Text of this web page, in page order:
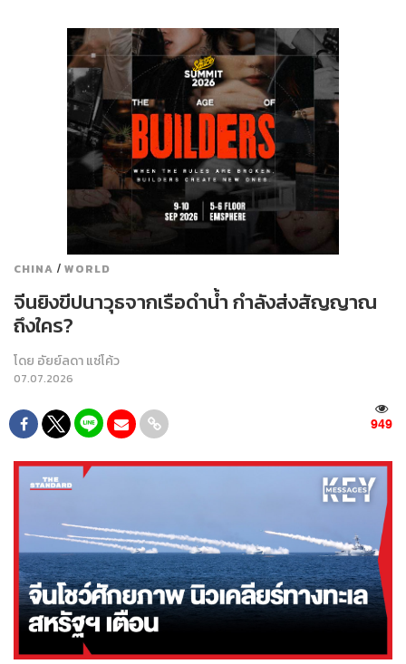
CHINA / WORLD
จีนยิงขีปนาวุธจากเรือดำน้ำ กำลังส่งสัญญาณ
ถึงใคร?
โดย อัยย์ลดา แซ่โค้ว
07.07.2026
949